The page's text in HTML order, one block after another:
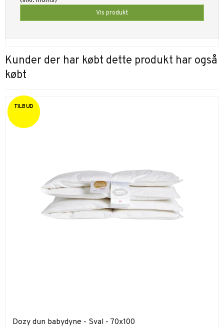
Vis produkt
Kunder der har købt dette produkt har også
købt
TILBUD
Dozy dun babydyne - Sval - 70x100